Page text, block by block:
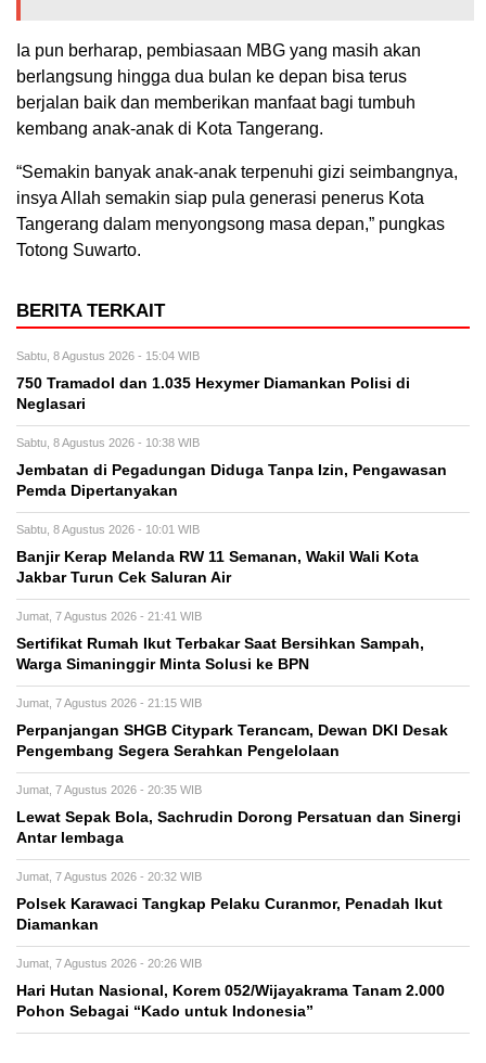
Ia pun berharap, pembiasaan MBG yang masih akan
berlangsung hingga dua bulan ke depan bisa terus
berjalan baik dan memberikan manfaat bagi tumbuh
kembang anak-anak di Kota Tangerang.
“Semakin banyak anak-anak terpenuhi gizi seimbangnya,
insya Allah semakin siap pula generasi penerus Kota
Tangerang dalam menyongsong masa depan,” pungkas
Totong Suwarto.
BERITA TERKAIT
Sabtu, 8 Agustus 2026 - 15:04 WIB
750 Tramadol dan 1.035 Hexymer Diamankan Polisi di
Neglasari
Sabtu, 8 Agustus 2026 - 10:38 WIB
Jembatan di Pegadungan Diduga Tanpa Izin, Pengawasan
Pemda Dipertanyakan
Sabtu, 8 Agustus 2026 - 10:01 WIB
Banjir Kerap Melanda RW 11 Semanan, Wakil Wali Kota
Jakbar Turun Cek Saluran Air
Jumat, 7 Agustus 2026 - 21:41 WIB
Sertifikat Rumah Ikut Terbakar Saat Bersihkan Sampah,
Warga Simaninggir Minta Solusi ke BPN
Jumat, 7 Agustus 2026 - 21:15 WIB
Perpanjangan SHGB Citypark Terancam, Dewan DKI Desak
Pengembang Segera Serahkan Pengelolaan
Jumat, 7 Agustus 2026 - 20:35 WIB
Lewat Sepak Bola, Sachrudin Dorong Persatuan dan Sinergi
Antar lembaga
Jumat, 7 Agustus 2026 - 20:32 WIB
Polsek Karawaci Tangkap Pelaku Curanmor, Penadah Ikut
Diamankan
Jumat, 7 Agustus 2026 - 20:26 WIB
Hari Hutan Nasional, Korem 052/Wijayakrama Tanam 2.000
Pohon Sebagai “Kado untuk Indonesia”